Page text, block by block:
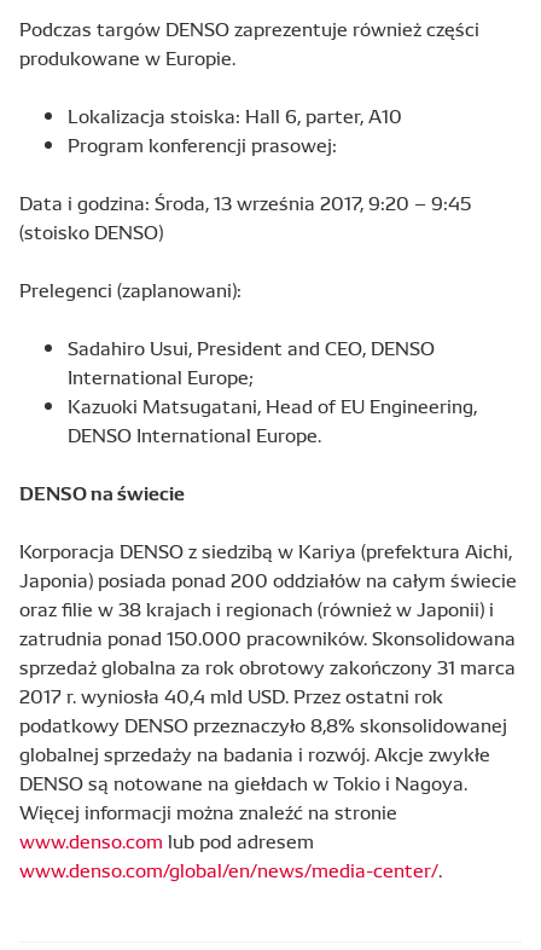
Podczas targów DENSO zaprezentuje również części
produkowane w Europie.
Lokalizacja stoiska: Hall 6, parter, A10
Program konferencji prasowej:
Data i godzina: Środa, 13 września 2017, 9:20 – 9:45
(stoisko DENSO)
Prelegenci (zaplanowani):
Sadahiro Usui, President and CEO, DENSO
International Europe;
Kazuoki Matsugatani, Head of EU Engineering,
DENSO International Europe.
DENSO na świecie
Korporacja DENSO z siedzibą w Kariya (prefektura Aichi,
Japonia) posiada ponad 200 oddziałów na całym świecie
oraz filie w 38 krajach i regionach (również w Japonii) i
zatrudnia ponad 150.000 pracowników. Skonsolidowana
sprzedaż globalna za rok obrotowy zakończony 31 marca
2017 r. wyniosła 40,4 mld USD. Przez ostatni rok
podatkowy DENSO przeznaczyło 8,8% skonsolidowanej
globalnej sprzedaży na badania i rozwój. Akcje zwykłe
DENSO są notowane na giełdach w Tokio i Nagoya.
Więcej informacji można znaleźć na stronie
www.denso.com lub pod adresem
www.denso.com/global/en/news/media-center/.